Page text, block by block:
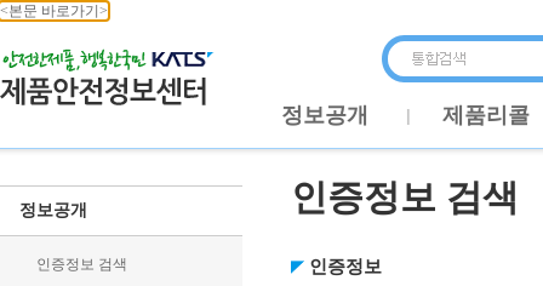
<본문 바로가기>
정보공개 제품리콜
정보공개
인증정보 검색
인증정보 검색
인증정보